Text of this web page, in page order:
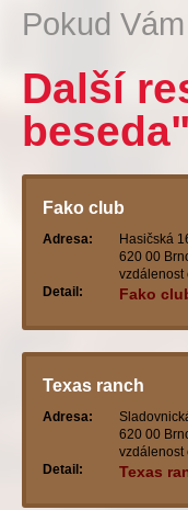
Pokud
Další
Fako club
Adresa:
Hasičská
620 00
vzdálenost
Detail:
Fako
Texas ranch
Adresa:
620 00
vzdálenost
Detail:
Texas